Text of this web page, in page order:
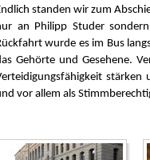
standen wir zum
an Philipp Studer
wurde es im Bus
Gehörte und Gesehene.
stärken
vor allem als